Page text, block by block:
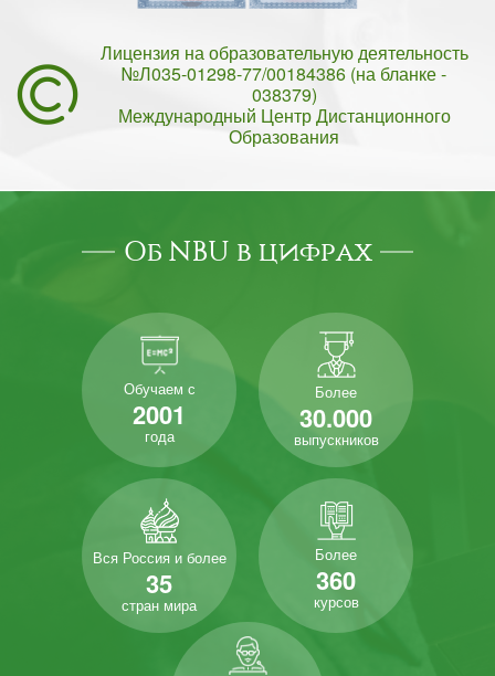
Лицензия на образовательную деятельность
№Л035-01298-77/00184386 (на бланке -
038379)
Международный Центр Дистанционного
Образования
Об NBU в цифрах
Обучаем с
2001
года
Более
30.000
выпускников
Вся Россия и более
35
стран мира
Более
360
курсов